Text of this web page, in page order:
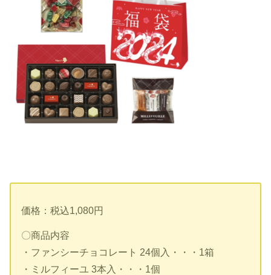
価格：税込1,080円
〇商品内容
・ファンシーチョコレート 24個入・・・1箱
・ミルフィーユ 3本入・・・1個